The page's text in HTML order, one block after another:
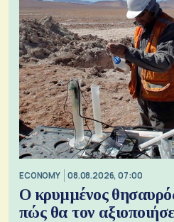
ECONOMY 08.08.2026, 07:00
Ο κρυμμένος
πώς θα τον